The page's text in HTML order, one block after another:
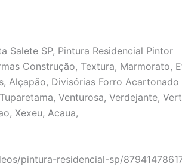
Salete SP, Pintura Residencial Pintor
Construção, Textura, Marmorato,
Alçapão, Divisórias Forro Acartonado
Venturosa, Verdejante,
Xexeu, Acaua,
pintura-residencial-sp/